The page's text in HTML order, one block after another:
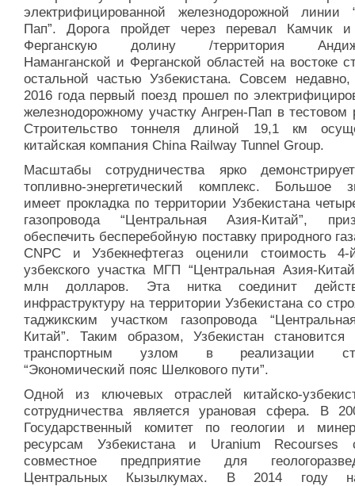
электрифицированной железнодорожной линии
Пап”. Дорога пройдет через перевал Камчик и
Ферганскую долину /территория
Наманганской и Ферганской областей на востоке
остальной частью Узбекистана. Совсем
2016 года первый поезд прошел по
железнодорожному участку Ангрен-Пап в
Строительство тоннеля длиной 19,1 км
китайская компания China Railway Tunnel Group.
Масштабы сотрудничества ярко
топливно-энергетический комплекс. Большое
имеет прокладка по территории Узбекистана
газопровода “Центральная Азия-Китай”,
обеспечить бесперебойную поставку природного
CNPC и Узбекнефтегаз оценили стоимость 4-
узбекского участка МГП “Центральная Азия-
млн долларов. Эта нитка соединит
инфраструктуру на территории Узбекистана со
таджикским участком газопровода
Китай”. Таким образом, Узбекистан
транспортным узлом в реализации
“Экономический пояс Шелкового пути”.
Одной из ключевых отраслей китайско-
сотрудничества является урановая сфера. В
Государственный комитет по геологии и
ресурсам Узбекистана и Uranium Recourses
совместное предприятие для
Центральных Кызылкумах. В 2014 году